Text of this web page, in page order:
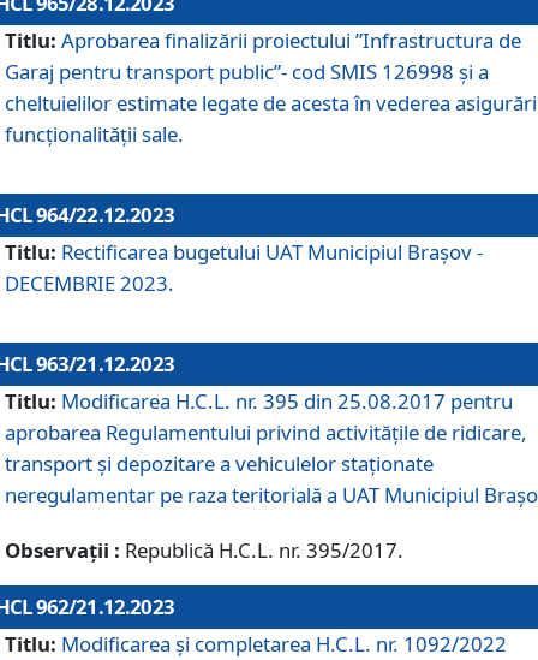
Titlu: Aprobarea finalizării proiectului ”Infrastructura de
Garaj pentru transport public”- cod SMIS 126998 și a
cheltuielilor estimate legate de acesta în vederea
funcționalității sale.
964/22.12.2023
Titlu: Rectificarea bugetului UAT Municipiul Braşov -
DECEMBRIE 2023.
963/21.12.2023
Titlu: Modificarea H.C.L. nr. 395 din 25.08.2017 pentru
aprobarea Regulamentului privind activitățile de ridicare,
transport şi depozitare a vehiculelor staționate
neregulamentar pe raza teritorială a UAT Municipiul
Observații : Republică H.C.L. nr. 395/2017.
962/21.12.2023
Titlu: Modificarea și completarea H.C.L. nr. 1092/2022